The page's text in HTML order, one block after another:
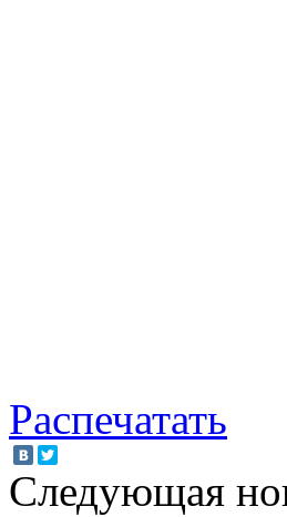
Распечатать
Следующая